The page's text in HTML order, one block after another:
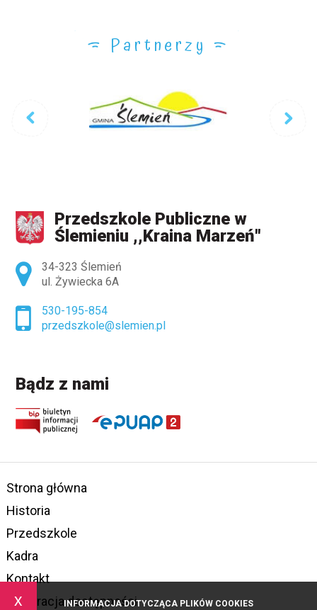
x INFORMACJA DOTYCZĄCA PLIKÓW COOKIES
Partnerzy
Przedszkole Publiczne w
Ślemieniu ,,Kraina Marzeń''
Adres pocztowy:
34-323 Ślemień
ul. Żywiecka 6A
530-195-854
przedszkole@slemien.pl
Bądz z nami
Strona główna
Historia
Przedszkole
Kadra
Kontakt
Deklaracja dostępności